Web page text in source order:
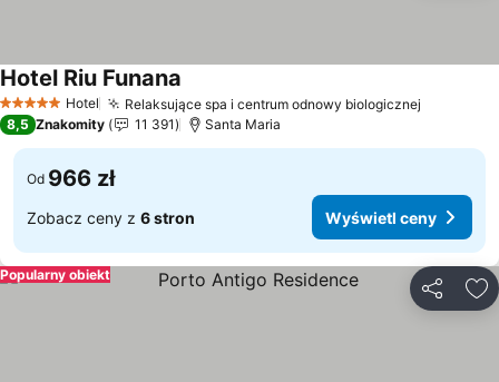
5 KategoriaHotel Relaksujące spa i centrum odnowy biologicznej
Hotel Riu Funana
8,5 Znakomity 11 391 Santa Maria
Od 966 zł
Zobacz ceny z 6 stron Wyświetl ceny
Popularny obiekt